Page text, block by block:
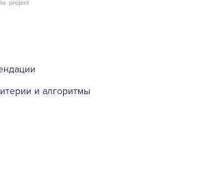
и алгоритмы